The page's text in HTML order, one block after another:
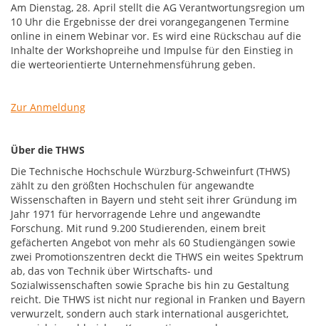
Am Dienstag, 28. April stellt die AG Verantwortungsregion um
10 Uhr die Ergebnisse der drei vorangegangenen Termine
online in einem Webinar vor. Es wird eine Rückschau auf die
Inhalte der Workshopreihe und Impulse für den Einstieg in
die werteorientierte Unternehmensführung geben.
Zur Anmeldung
Über die THWS
Die Technische Hochschule Würzburg-Schweinfurt (THWS)
zählt zu den größten Hochschulen für angewandte
Wissenschaften in Bayern und steht seit ihrer Gründung im
Jahr 1971 für hervorragende Lehre und angewandte
Forschung. Mit rund 9.200 Studierenden, einem breit
gefächerten Angebot von mehr als 60 Studiengängen sowie
zwei Promotionszentren deckt die THWS ein weites Spektrum
ab, das von Technik über Wirtschafts- und
Sozialwissenschaften sowie Sprache bis hin zu Gestaltung
reicht. Die THWS ist nicht nur regional in Franken und Bayern
verwurzelt, sondern auch stark international ausgerichtet,